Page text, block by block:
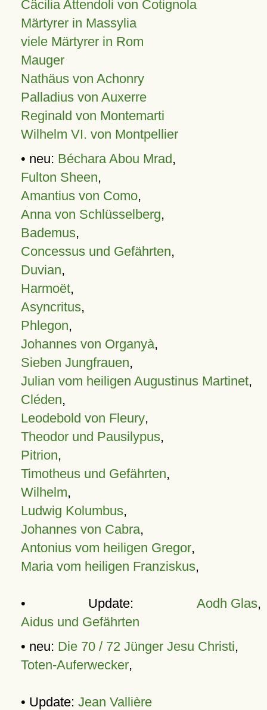
Cäcilia Attendoli von Cotignola
Märtyrer in Massylia
viele Märtyrer in Rom
Mauger
Nathäus von Achonry
Palladius von Auxerre
Reginald von Montemarti
Wilhelm VI. von Montpellier
• neu: Béchara Abou Mrad,
Fulton Sheen,
Amantius von Como,
Anna von Schlüsselberg,
Bademus,
Concessus und Gefährten,
Duvian,
Harmoët,
Asyncritus,
Phlegon,
Johannes von Organyà,
Sieben Jungfrauen,
Julian vom heiligen Augustinus Martinet,
Cléden,
Leodebold von Fleury,
Theodor und Pausilypus,
Pitrion,
Timotheus und Gefährten,
Wilhelm,
Ludwig Kolumbus,
Johannes von Cabra,
Antonius vom heiligen Gregor,
Maria vom heiligen Franziskus,
• Update: Aodh Glas,
Aidus und Gefährten
• neu: Die 70 / 72 Jünger Jesu Christi,
Toten-Auferwecker,
• Update: Jean Vallière